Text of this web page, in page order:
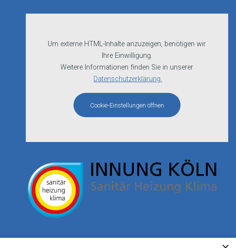
Um externe HTML-Inhalte anzuzeigen, benötigen wir
Ihre Einwilligung.
Weitere Informationen finden Sie in unserer
Datenschutzerklärung.
Cookie-Einstellungen öffnen